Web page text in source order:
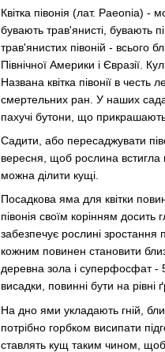
Квітка півонія (лат. Paeonia) -
бувають трав'янисті, бувають
трав'янистих півоній - всього
Північної Америки і Євразії.
Названа квітка півонії в
смертельних ран. У наших
пахучі бутони, що
Садити, або пересаджувати
вересня, щоб рослина встигла
можна ділити кущі.
Посадкова яма для квітки
півонія своїм корінням
забезпечує рослині зростання
кожним повинен становити
деревна зола і суперфосфат -
висадки, повинні бути на рівні
На дно ями укладають гній,
потрібно горбком висипати
ставлять кущ таким чином, щоб